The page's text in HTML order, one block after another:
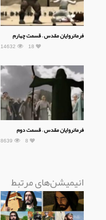
فرمانروایان مقدس – قسمت چهارم
14632 18
فرمانروایان مقدس – قسمت دوم
8639 8
انیمیشن‌های مرتبط